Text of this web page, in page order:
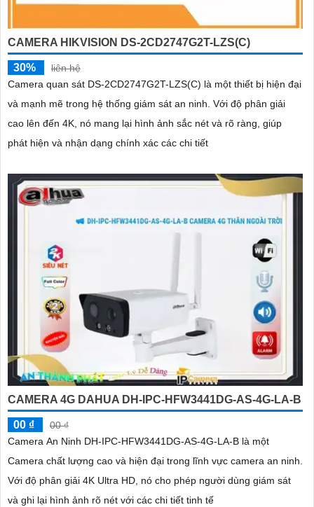
CAMERA HIKVISION DS-2CD2747G2T-LZS(C)
30%
liên hệ
Camera quan sát DS-2CD2747G2T-LZS(C) là một thiết bị hiện đại
và mạnh mẽ trong hệ thống giám sát an ninh. Với độ phân giải
cao lên đến 4K, nó mang lại hình ảnh sắc nét và rõ ràng, giúp
phát hiện và nhận dạng chính xác các chi tiết
CAMERA 4G DAHUA DH-IPC-HFW3441DG-AS-4G-LA-B
00 ₫
00 ₫
Camera An Ninh DH-IPC-HFW3441DG-AS-4G-LA-B là một
Camera chất lượng cao và hiện đại trong lĩnh vực camera an ninh.
Với độ phân giải 4K Ultra HD, nó cho phép người dùng giám sát
và ghi lại hình ảnh rõ nét với các chi tiết tinh tế